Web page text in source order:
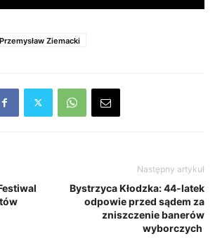
Przemysław Ziemacki
Następny artykuł
Bystrzyca Kłodzka: 44-latek
odpowie przed sądem za
zniszczenie banerów
wyborczych